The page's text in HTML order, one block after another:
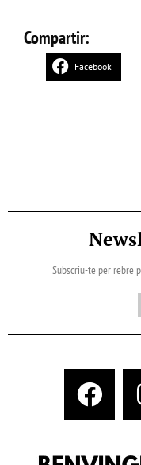
Compartir:
Facebook
Subscriu-te per rebre